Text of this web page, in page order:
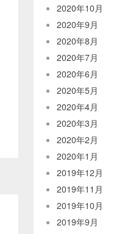
2020年10月
2020年9月
2020年8月
2020年7月
2020年6月
2020年5月
2020年4月
2020年3月
2020年2月
2020年1月
2019年12月
2019年11月
2019年10月
2019年9月